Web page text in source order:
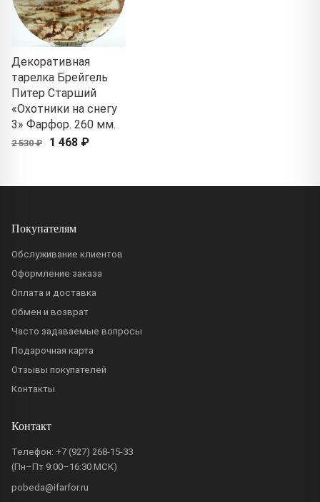
Декоративная
тарелка Брейгель
Питер Старший
«Охотники на снегу
3» Фарфор. 260 мм.
2 530 ₽ 1 468 ₽
Покупателям
Обслуживание клиентов
Оформление заказа
Оплата и доставка
Обмен и возврат
Часто задаваемые вопросы
Подарочная карта
Отзывы покупателей
Контакты
Контакт
Телефон: +7 (927) 268-15-33
(Пн–Пт 9:00–16:30 МСК)
pobeda@ifarfor.ru